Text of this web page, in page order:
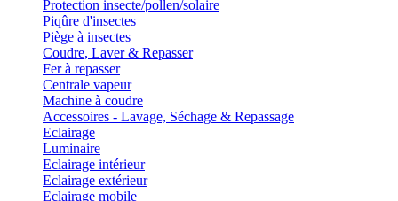
Protection insecte/pollen/solaire
Piqûre d'insectes
Piège à insectes
Coudre, Laver & Repasser
Fer à repasser
Centrale vapeur
Machine à coudre
Accessoires - Lavage, Séchage & Repassage
Eclairage
Luminaire
Eclairage intérieur
Eclairage extérieur
Eclairage mobile